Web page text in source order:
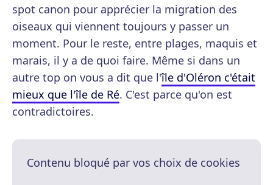
spot canon pour apprécier la migration des
oiseaux qui viennent toujours y passer un
moment. Pour le reste, entre plages, maquis et
marais, il y a de quoi faire. Même si dans un
autre top on vous a dit que l'île d'Oléron c'était
mieux que l'île de Ré. C'est parce qu'on est
contradictoires.
Contenu bloqué par vos choix de cookies